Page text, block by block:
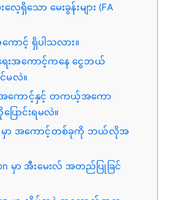
ေ့ရှိသော မေးခွန်းများ (FA
ောင့် ရှိပါသလား။
ေးအကောင့်ကနေ ငွေဘယ်
မလဲ။
ောင့်နှင့် တကယ့်အကော
ောင်းရမလဲ။
မှာ အကောင့်တစ်ခုကို ဘယ်လိုအ
မှာ အီးမေးလ် အတည်ပြုခြင်